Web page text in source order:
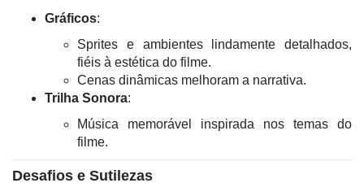
Gráficos:
Sprites e ambientes lindamente detalhados,
fiéis à estética do filme.
Cenas dinâmicas melhoram a narrativa.
Trilha Sonora:
Música memorável inspirada nos temas do
filme.
Desafios e Sutilezas